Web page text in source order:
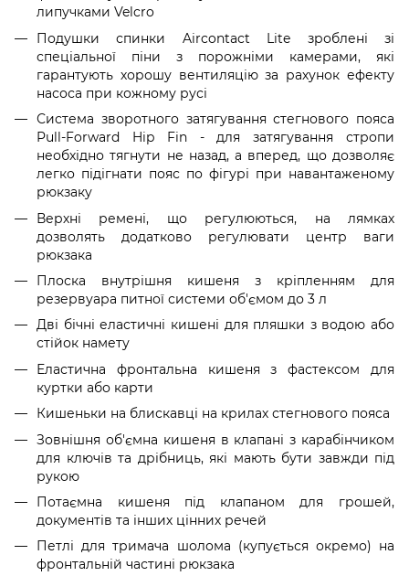
липучками Velcro
Подушки спинки Aircontact Lite зроблені зі
спеціальної піни з порожніми камерами, які
гарантують хорошу вентиляцію за рахунок ефекту
насоса при кожному русі
Система зворотного затягування стегнового пояса
Pull-Forward Hip Fin - для затягування стропи
необхідно тягнути не назад, а вперед, що дозволяє
легко підігнати пояс по фігурі при навантаженому
рюкзаку
Верхні ремені, що регулюються, на лямках
дозволять додатково регулювати центр ваги
рюкзака
Плоска внутрішня кишеня з кріпленням для
резервуара питної системи об'ємом до 3 л
Дві бічні еластичні кишені для пляшки з водою або
стійок намету
Еластична фронтальна кишеня з фастексом для
куртки або карти
Кишеньки на блискавці на крилах стегнового пояса
Зовнішня об'ємна кишеня в клапані з карабінчиком
для ключів та дрібниць, які мають бути завжди під
рукою
Потаємна кишеня під клапаном для грошей,
документів та інших цінних речей
Петлі для тримача шолома (купується окремо) на
фронтальній частині рюкзака